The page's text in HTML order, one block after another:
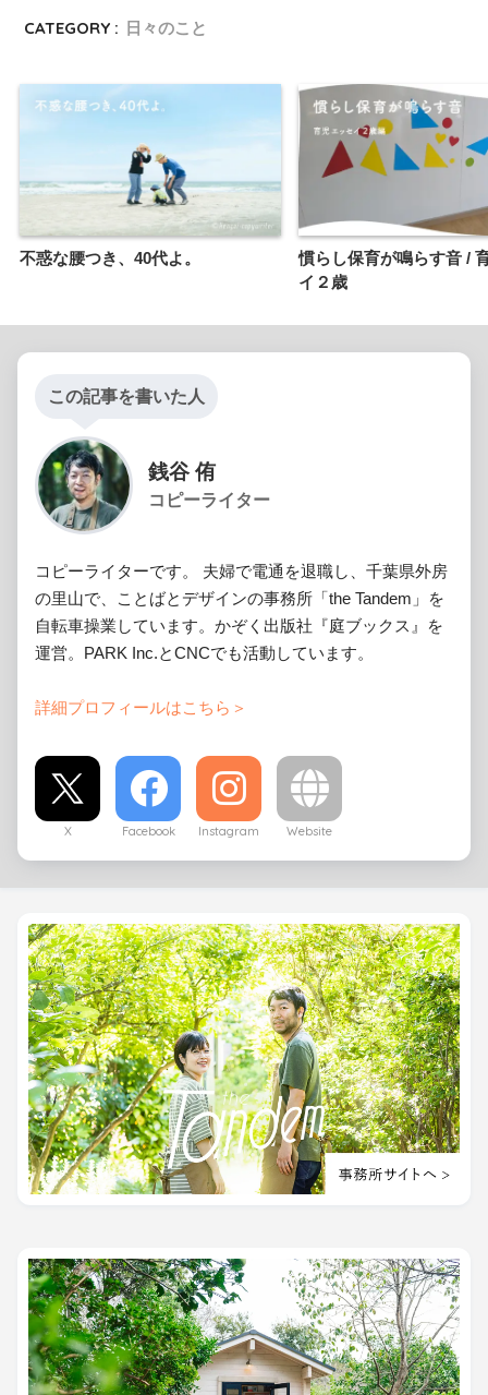
CATEGORY : 日々のこと
不惑な腰つき、40代よ。
慣らし保育が鳴らす音 /
イ２歳
この記事を書いた人
銭谷 侑
コピーライター
コピーライターです。 夫婦で電通を退職し、千葉県外房
の里山で、ことばとデザインの事務所「the Tandem」を
自転車操業しています。かぞく出版社『庭ブックス』を
運営。PARK Inc.とCNCでも活動しています。
詳細プロフィールはこちら＞
X Facebook Instagram Website